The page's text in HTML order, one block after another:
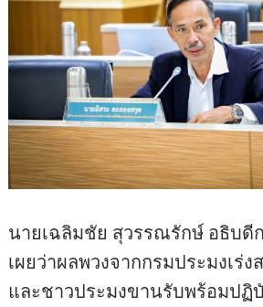
นายเฉลิมชัย สุวรรณรักษ์ อธิบดี
เผยว่าผลพวงจากกรมประมงเร่ง
และชาวประมงขานรับพร้อมปฏิ